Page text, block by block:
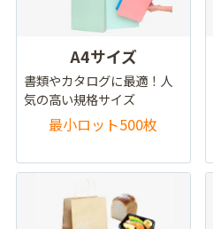
A4サイズ
書類やカタログに最適！人
気の高い規格サイズ
最小ロット500枚